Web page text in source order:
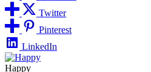
Twitter
Pinterest
LinkedIn
Happy